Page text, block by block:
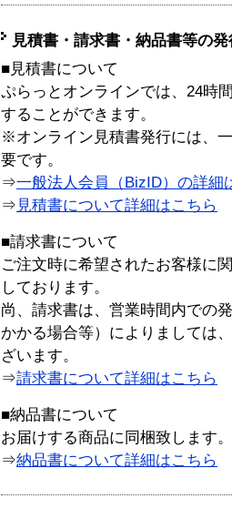
見積書・請求書・納品書等の
■見積書について
ぷらっとオンラインでは、24時
することができます。
※オンライン見積書発行には、
要です。
⇒一般法人会員（BizID）の詳細
⇒ 見積書について詳細はこちら
■請求書について
ご注文時に希望されたお客様に
しております。
尚、請求書は、営業時間内での
かかる場合等）によりましては
ざいます。
⇒請求書について詳細はこちら
■納品書について
お届けする商品に同梱致します。
⇒納品書について詳細はこちら